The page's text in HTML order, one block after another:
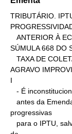
TRIBUTÁRIO.
SÚMULA 668 DO
AGRAVO
I
progressivas